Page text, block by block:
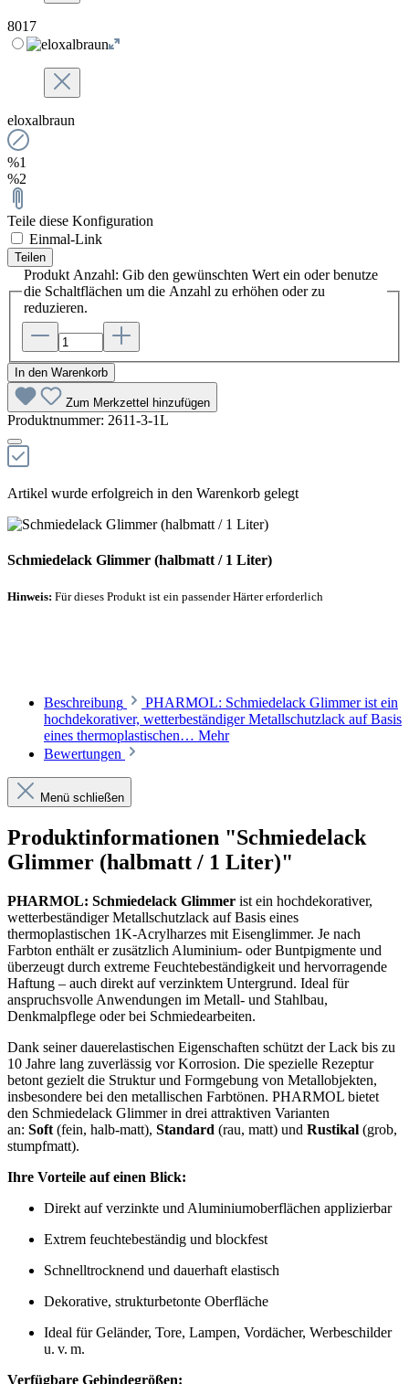
8017
eloxalbraun
%1
%2
Teile diese Konfiguration
Einmal-Link
Teilen
Produkt Anzahl: Gib den gewünschten Wert ein oder benutze
die Schaltflächen um die Anzahl zu erhöhen oder zu
reduzieren.
In den Warenkorb
Zum Merkzettel hinzufügen
Produktnummer: 2611-3-1L
Artikel wurde erfolgreich in den Warenkorb gelegt
Schmiedelack Glimmer (halbmatt / 1 Liter)
Hinweis: Für dieses Produkt ist ein passender Härter erforderlich
Beschreibung
PHARMOL: Schmiedelack Glimmer ist ein
hochdekorativer, wetterbeständiger Metallschutzlack auf Basis
eines thermoplastischen… Mehr
Bewertungen
Menü schließen
Produktinformationen "Schmiedelack
Glimmer (halbmatt / 1 Liter)"
PHARMOL: Schmiedelack Glimmer ist ein hochdekorativer,
wetterbeständiger Metallschutzlack auf Basis eines
thermoplastischen 1K-Acrylharzes mit Eisenglimmer. Je nach
Farbton enthält er zusätzlich Aluminium- oder Buntpigmente und
überzeugt durch extreme Feuchtebeständigkeit und hervorragende
Haftung – auch direkt auf verzinktem Untergrund. Ideal für
anspruchsvolle Anwendungen im Metall- und Stahlbau,
Denkmalpflege oder bei Schmiedearbeiten.
Dank seiner dauerelastischen Eigenschaften schützt der Lack bis zu
10 Jahre lang zuverlässig vor Korrosion. Die spezielle Rezeptur
betont gezielt die Struktur und Formgebung von Metallobjekten,
insbesondere bei den metallischen Farbtönen. PHARMOL bietet
den Schmiedelack Glimmer in drei attraktiven Varianten
an: Soft (fein, halb-matt), Standard (rau, matt) und Rustikal (grob,
stumpfmatt).
Ihre Vorteile auf einen Blick:
Direkt auf verzinkte und Aluminiumoberflächen applizierbar
Extrem feuchtebeständig und blockfest
Schnelltrocknend und dauerhaft elastisch
Dekorative, strukturbetonte Oberfläche
Ideal für Geländer, Tore, Lampen, Vordächer, Werbeschilder
u. v. m.
Verfügbare Gebindegrößen: